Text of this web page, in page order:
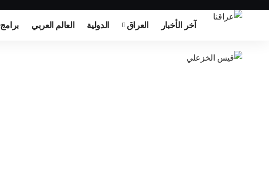
آخر الأخبار العراق الدولية العالم العربي برامج